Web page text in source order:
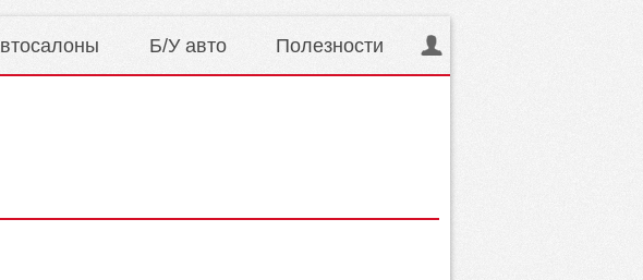
Б/У авто Полезности